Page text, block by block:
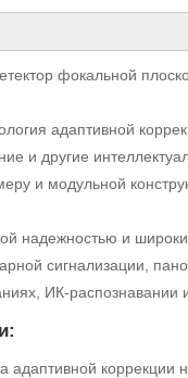
фокальной
адаптивной
и другие
и модульной
надежностью и
сигнализации,
ИК-распознавании и
адаптивной коррекции